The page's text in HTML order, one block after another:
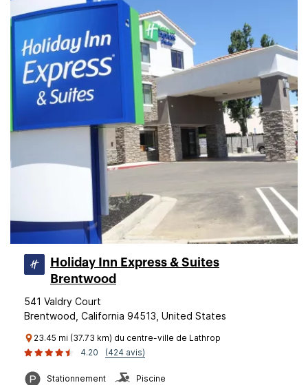
Holiday Inn Express & Suites
Brentwood
541 Valdry Court
Brentwood, California 94513, United States
23.45 mi (37.73 km) du centre-ville de Lathrop
4.20
(424 avis)
Stationnement Piscine